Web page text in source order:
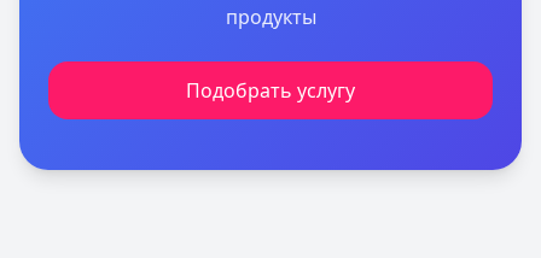
продукты
Подобрать услугу